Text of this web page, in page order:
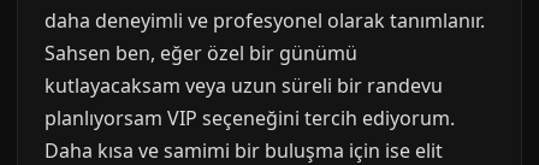
daha deneyimli ve profesyonel olarak tanımlanır.
Sahsen ben, eğer özel bir günümü
kutlayacaksam veya uzun süreli bir randevu
planlıyorsam VIP seçeneğini tercih ediyorum.
Daha kısa ve samimi bir buluşma için ise elit